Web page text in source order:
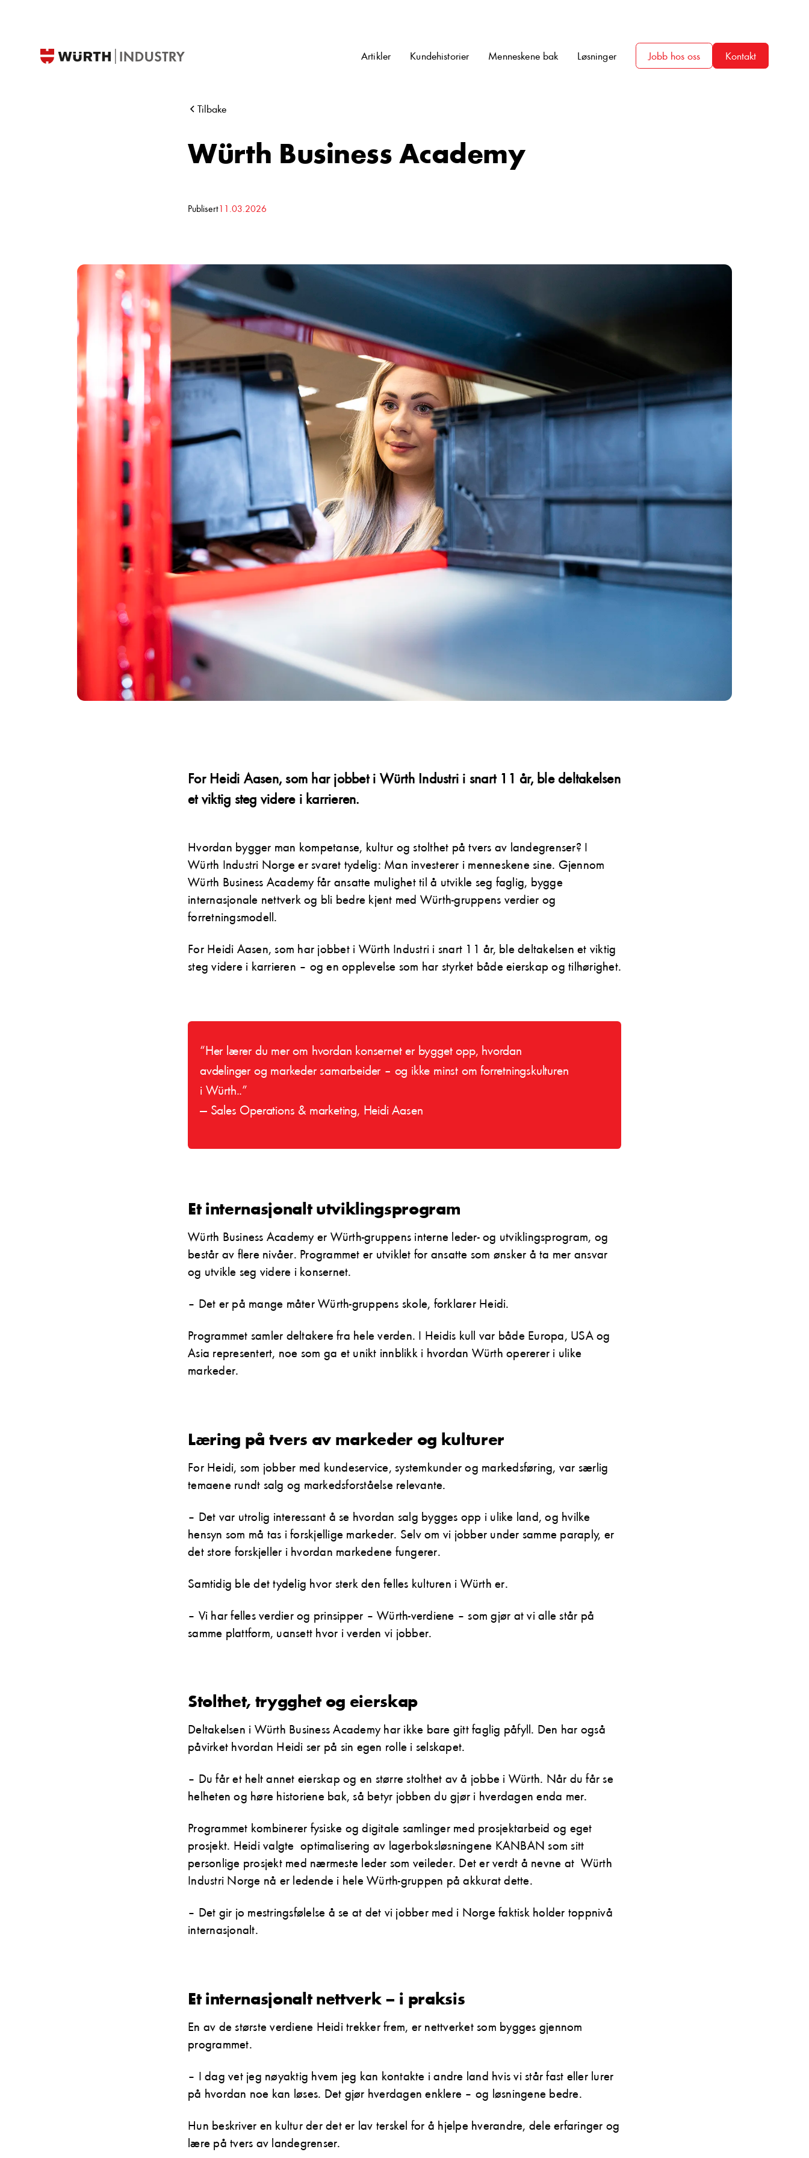
Artikler Kundehistorier Menneskene bak Løsninger Jobb hos oss Kontakt
Tilbake
Würth Business Academy
Publisert11.03.2026
For Heidi Aasen, som har jobbet i Würth Industri i snart 11 år, ble deltakelsen
et viktig steg videre i karrieren.
Hvordan bygger man kompetanse, kultur og stolthet på tvers av landegrenser? I
Würth Industri Norge er svaret tydelig: Man investerer i menneskene sine. Gjennom
Würth Business Academy får ansatte mulighet til å utvikle seg faglig, bygge
internasjonale nettverk og bli bedre kjent med Würth-gruppens verdier og
forretningsmodell.
For Heidi Aasen, som har jobbet i Würth Industri i snart 11 år, ble deltakelsen et viktig
steg videre i karrieren – og en opplevelse som har styrket både eierskap og tilhørighet.
“Her lærer du mer om hvordan konsernet er bygget opp, hvordan
avdelinger og markeder samarbeider – og ikke minst om forretningskulturen
i Würth..”
— Sales Operations & marketing, Heidi Aasen
Et internasjonalt utviklingsprogram
Würth Business Academy er Würth-gruppens interne leder- og utviklingsprogram, og
består av flere nivåer. Programmet er utviklet for ansatte som ønsker å ta mer ansvar
og utvikle seg videre i konsernet.
– Det er på mange måter Würth-gruppens skole, forklarer Heidi.
Programmet samler deltakere fra hele verden. I Heidis kull var både Europa, USA og
Asia representert, noe som ga et unikt innblikk i hvordan Würth opererer i ulike
markeder.
Læring på tvers av markeder og kulturer
For Heidi, som jobber med kundeservice, systemkunder og markedsføring, var særlig
temaene rundt salg og markedsforståelse relevante.
– Det var utrolig interessant å se hvordan salg bygges opp i ulike land, og hvilke
hensyn som må tas i forskjellige markeder. Selv om vi jobber under samme paraply, er
det store forskjeller i hvordan markedene fungerer.
Samtidig ble det tydelig hvor sterk den felles kulturen i Würth er.
– Vi har felles verdier og prinsipper – Würth-verdiene – som gjør at vi alle står på
samme plattform, uansett hvor i verden vi jobber.
Stolthet, trygghet og eierskap
Deltakelsen i Würth Business Academy har ikke bare gitt faglig påfyll. Den har også
påvirket hvordan Heidi ser på sin egen rolle i selskapet.
– Du får et helt annet eierskap og en større stolthet av å jobbe i Würth. Når du får se
helheten og høre historiene bak, så betyr jobben du gjør i hverdagen enda mer.
Programmet kombinerer fysiske og digitale samlinger med prosjektarbeid og eget
prosjekt. Heidi valgte optimalisering av lagerboksløsningene KANBAN som sitt
personlige prosjekt med nærmeste leder som veileder. Det er verdt å nevne at Würth
Industri Norge nå er ledende i hele Würth-gruppen på akkurat dette.
– Det gir jo mestringsfølelse å se at det vi jobber med i Norge faktisk holder toppnivå
internasjonalt.
Et internasjonalt nettverk – i praksis
En av de største verdiene Heidi trekker frem, er nettverket som bygges gjennom
programmet.
– I dag vet jeg nøyaktig hvem jeg kan kontakte i andre land hvis vi står fast eller lurer
på hvordan noe kan løses. Det gjør hverdagen enklere – og løsningene bedre.
Hun beskriver en kultur der det er lav terskel for å hjelpe hverandre, dele erfaringer og
lære på tvers av landegrenser.